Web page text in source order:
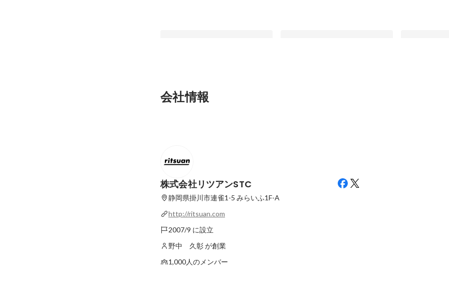
リツアン“はじめの一歩”インタビュ
ー#3 | 「リツアン一択」だった理
会社情報
株式会社リツアンSTC
静岡県掛川市連雀1-5 みらいふ1F-A
http://ritsuan.com
2007/9 に設立
野中 久彰 が創業
1,000人のメンバー